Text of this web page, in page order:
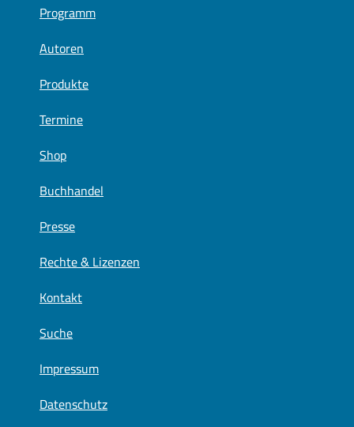
Programm
Autoren
Produkte
Termine
Shop
Buchhandel
Presse
Rechte & Lizenzen
Kontakt
Suche
Impressum
Datenschutz